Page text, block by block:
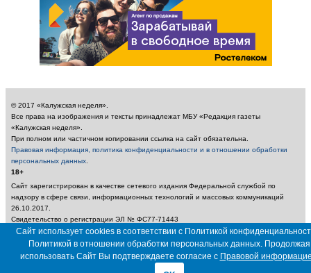
© 2017 «Калужская неделя».
Все права на изображения и тексты принадлежат МБУ «Редакция газеты
«Калужская неделя».
При полном или частичном копировании ссылка на сайт обязательна.
Правовая информация, политика конфиденциальности и в отношении обработки
персональных данных
18+
Сайт зарегистрирован в качестве сетевого издания Федеральной службой по
надзору в сфере связи, информационных технологий и массовых коммуникаций
26.10.2017.
Свидетельство о регистрации ЭЛ № ФС77-71443
Учредитель: Муниципальное бюджетное учреждение «Редакция газеты «Калужская
неделя»
Главный редактор: Амбарцумян А. Ю. / Электронный адрес редакции:
nedelya_kaluga@adm.kaluga.ru / Телефон редакции: 400-424
Сайт использует cookies в соответствии с Политикой
Политикой в отношении обработки персональных данных. Продолжая
использовать Сайт Вы подтверждаете согласие с Правовой